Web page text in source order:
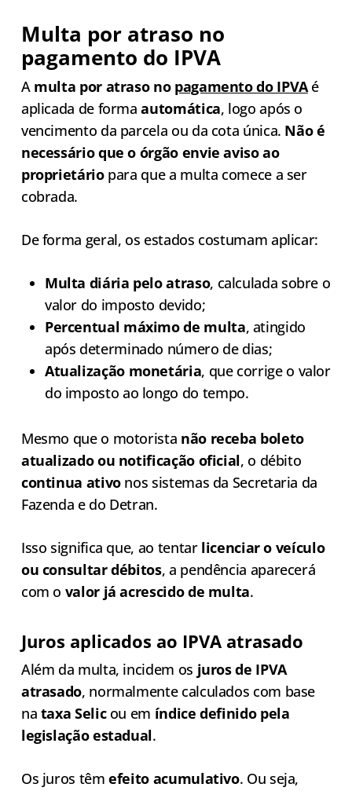
Multa por atraso no
pagamento do IPVA
A multa por atraso no pagamento do IPVAé
aplicada de formaautomática, logo após o
vencimento da parcela ou da cota única. Não é
necessário que o órgão envie aviso ao
proprietáriopara que a multa comece a ser
cobrada.
De forma geral, os estados costumam aplicar:
Multa diária pelo atraso, calculada sobre o
valor do imposto devido;
Percentual máximo de multa, atingido
após determinado número de dias;
Atualização monetária, que corrige o valor
do imposto ao longo do tempo.
Mesmo que o motorista não receba boleto
atualizado ou notificação oficial, o débito
continua ativonos sistemas da Secretaria da
Fazenda e do Detran.
Isso significa que, ao tentar licenciar o veículo
ou consultar débitos, a pendência aparecerá
com o valor já acrescido de multa.
Juros aplicados ao IPVA atrasado
Além da multa, incidem os juros de IPVA
atrasado, normalmente calculados com base
na taxa Selicou em índice definido pela
legislação estadual.
Os juros têmefeito acumulativo. Ou seja,